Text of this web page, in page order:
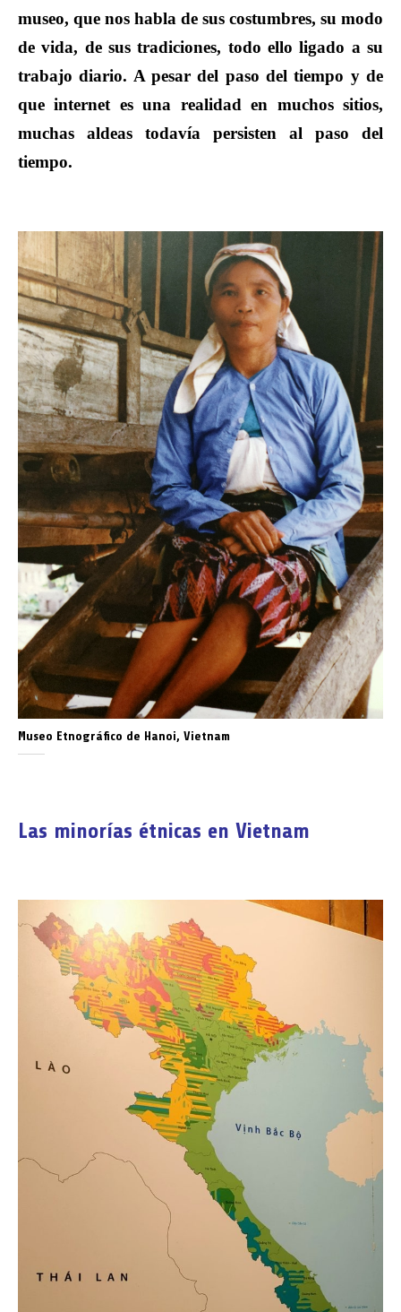
museo, que nos habla de sus costumbres, su modo
de vida, de sus tradiciones, todo ello ligado a su
trabajo diario. A pesar del paso del tiempo y de
que internet es una realidad en muchos sitios,
muchas aldeas todavía persisten al paso del
tiempo.
Museo Etnográfico de Hanoi, Vietnam
Las minorías étnicas en Vietnam